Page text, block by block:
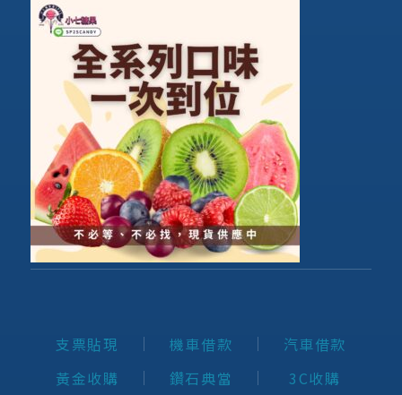
支票貼現 機車借款
汽車借款
黃金收購
鑽石典當 3C收購